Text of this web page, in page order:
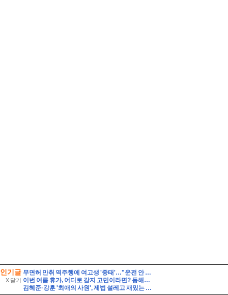
인기글
X 닫기
무면허 만취 역주행에 여고생 '중태'…"운전 안 했다" 거짓말 뒤집은 CCTV 입수
이번 여름 휴가, 어디로 갈지 고민이라면? 동해안 해수욕장 개폐장 일정 지금 바로 확인해 보세요!
김혜준·강훈 '최애의 사원', 제법 설레고 재밌는 덕질 로맨스